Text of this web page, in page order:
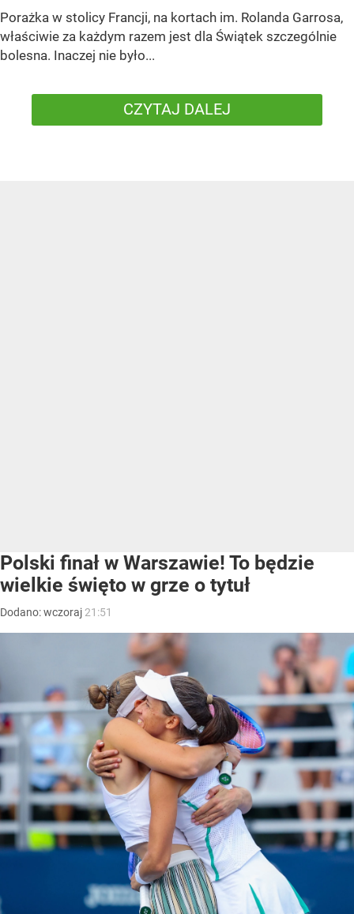
Porażka w stolicy Francji, na kortach im. Rolanda Garrosa,
właściwie za każdym razem jest dla Świątek szczególnie
bolesna. Inaczej nie było...
CZYTAJ DALEJ
Polski finał w Warszawie! To będzie
wielkie święto w grze o tytuł
Dodano:wczoraj 21:51